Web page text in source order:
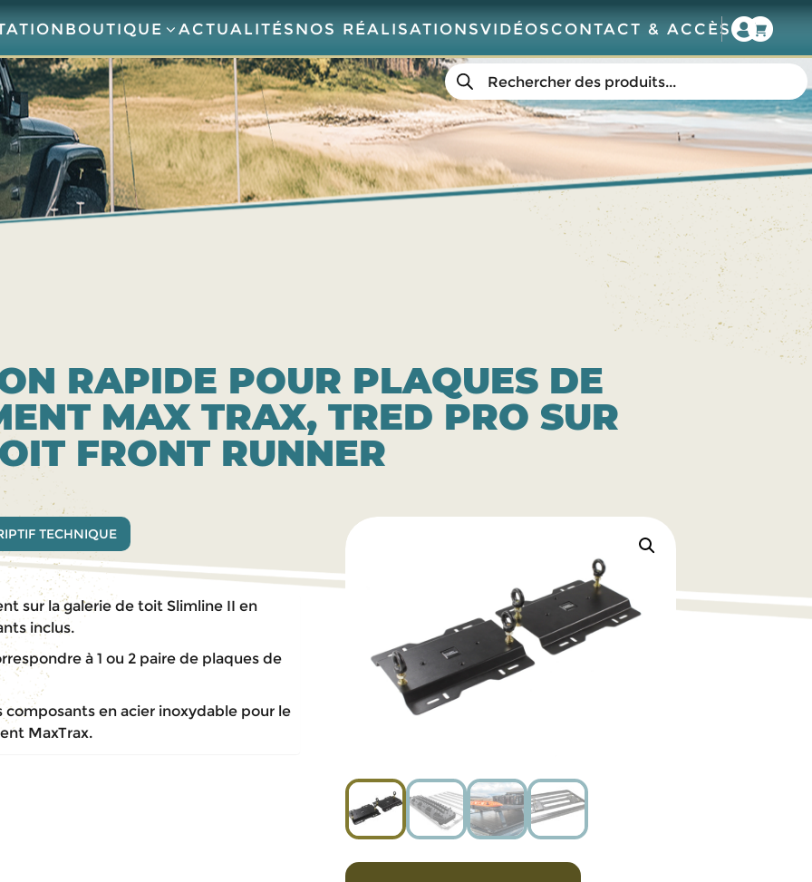
Recherche
de
produits
BOUTIQUE ACTUALITÉS NOS RÉALISATIONSVIDÉOS CONTACT & ACCÈS
RAPIDE POUR PLAQUES DE
MAX TRAX, TRED PRO SUR
FRONT RUNNER
TECHNIQUE
sur la galerie de toit Slimline II en
inclus.
à 1 ou 2 paire de plaques de
en acier inoxydable pour le
MaxTrax.